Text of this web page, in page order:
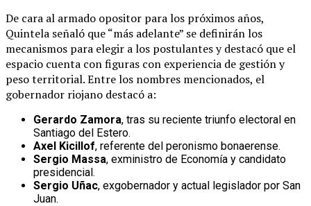
De cara al armado opositor para los próximos años,
Quintela señaló que “más adelante” se definirán los
mecanismos para elegir a los postulantes y destacó que el
espacio cuenta con figuras con experiencia de gestión y
peso territorial. Entre los nombres mencionados, el
gobernador riojano destacó a:
Gerardo Zamora, tras su reciente triunfo electoral en
Santiago del Estero.
Axel Kicillof, referente del peronismo bonaerense.
Sergio Massa, exministro de Economía y candidato
presidencial.
Sergio Uñac, exgobernador y actual legislador por San
Juan.